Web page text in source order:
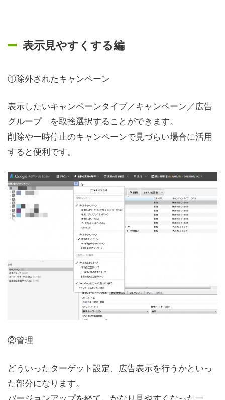
表示見やすくする編
①除外されたキャンペーン
表示したいキャンペーンタイプ／キャンペーン／広告
グループ を取捨選択することができます。
削除や一時停止のキャンペーンで見づらい場合に活用
すると便利です。
②管理
どういったターゲット設定、広告表示を行うかといっ
た部分になります。